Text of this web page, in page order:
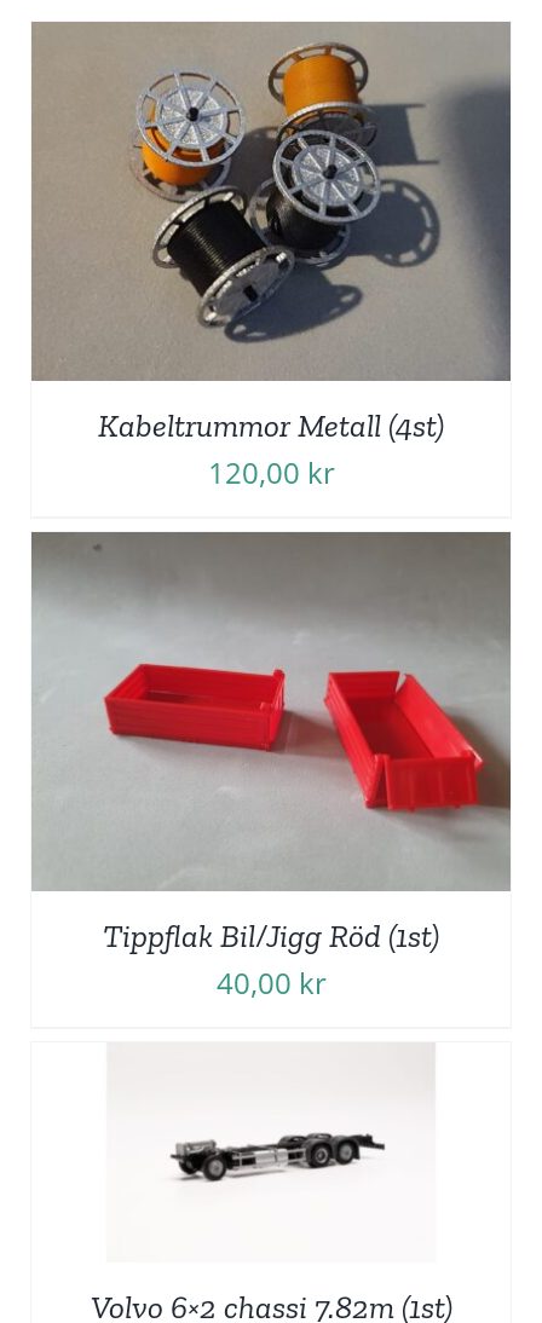
Kabeltrummor Metall (4st)
120,00 kr
Tippflak Bil/Jigg Röd (1st)
40,00 kr
Volvo 6×2 chassi 7.82m (1st)